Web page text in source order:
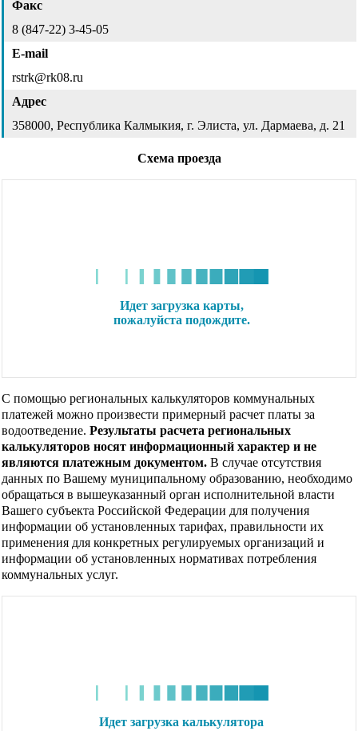
Факс
8 (847-22) 3-45-05
E-mail
rstrk@rk08.ru
Адрес
358000, Республика Калмыкия, г. Элиста, ул. Дармаева, д. 21
Схема проезда
С помощью региональных калькуляторов коммунальных
платежей можно произвести примерный расчет платы за
водоотведение. Результаты расчета региональных
калькуляторов носят информационный характер и не
являются платежным документом. В случае отсутствия
данных по Вашему муниципальному образованию, необходимо
обращаться в вышеуказанный орган исполнительной власти
Вашего субъекта Российской Федерации для получения
информации об установленных тарифах, правильности их
применения для конкретных регулируемых организаций и
информации об установленных нормативах потребления
коммунальных услуг.